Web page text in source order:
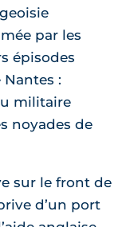
par les
épisodes
:
militaire
noyades de
sur le front de
d’un port